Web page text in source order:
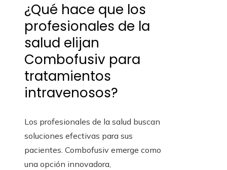
¿Qué hace que los
profesionales de la
salud elijan
Combofusiv para
tratamientos
intravenosos?
Los profesionales de la salud buscan
soluciones efectivas para sus
pacientes. Combofusiv emerge como
una opción innovadora,